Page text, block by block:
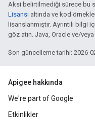
Aksi belirtilmediği sürece bu
Lisansı altında ve kod
lisanslanmıştır. Ayrıntılı bilgi
göz atın. Java, Oracle ve/
Son güncelleme tarihi: 2026-
Apigee hakkında
We're part of Google
Etkinlikler